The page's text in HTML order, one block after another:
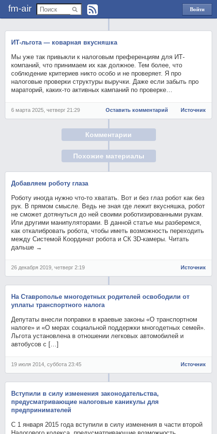
fm-air
Войти
через
ИТ-льгота — коварная вкусняшка
Мы уже так привыкли к налоговым преференциям для ИТ-
компаний, что принимаем их как должное. Тем более, что
соблюдение критериев никто особо и не проверяет. Я про
налоговые проверки структуры выручки. Даже если забыть про
мараторий, каких-то активных кампаний по проверке…
6 марта 2025, четверг 21:29 Оставить комментарий Источник
Комментарии
Похожие материалы
Добавляем роботу глаза
Роботу иногда нужно что-то хватать. Вот и без глаз робот как без
рук. В прямом смысле. Ведь не зная где лежит вкусняшка, робот
не сможет дотянуться до ней своими роботизированными рукам.
Или другими манипуляторами. В данной статье мы разберемся,
как откалибровать робота, чтобы иметь возможность переходить
между Системой Координат робота и СК 3D-камеры. Читать
дальше →
26 декабря 2019, четверг 2:19 Источник
На Ставрополье многодетных родителей освободили от
уплаты транспортного налога
Депутаты внесли поправки в краевые законы «О транспортном
налоге» и «О мерах социальной поддержки многодетных семей».
Льгота установлена в отношении легковых автомобилей и
автобусов с […]
19 июля 2014, суббота 23:45 Источник
Вступили в силу изменения законодательства,
предусматривающие налоговые каникулы для
предпринимателей
С 1 января 2015 года вступили в силу изменения в части второй